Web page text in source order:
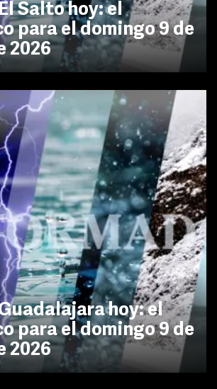
Salto hoy: el
para el domingo 9 de
2026
hoy: el
para el domingo 9 de
2026